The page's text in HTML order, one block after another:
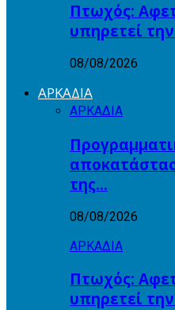
Πτωχός:
υπηρετεί
08/08/2026
ΑΡΚΑΔΙΑ
ΑΡΚΑΔΙΑ
της…
08/08/2026
ΑΡΚΑΔΙΑ
Πτωχός:
υπηρετεί